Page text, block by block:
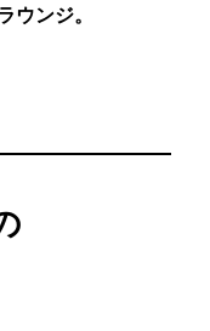
ウンジ。